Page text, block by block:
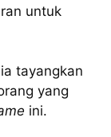
untuk
tayangkan
yang
ini.